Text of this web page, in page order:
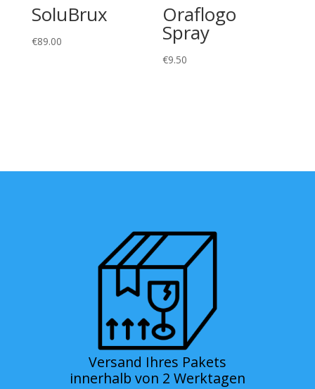
SoluBrux
€89.00
Oraflogo
Spray
€9.50
Versand Ihres Pakets
innerhalb von 2 Werktagen